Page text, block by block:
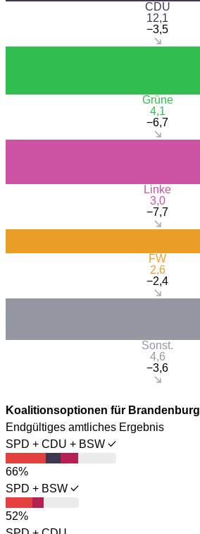
CDU
12,1
−3,5
Grüne
4,1
−6,7
Linke
3,0
−7,7
FW
2,6
−2,4
Sonst.
4,6
−3,6
Koalitionsoptionen für Brandenburg
Endgültiges amtliches Ergebnis
SPD + CDU + BSW
66%
SPD + BSW
52%